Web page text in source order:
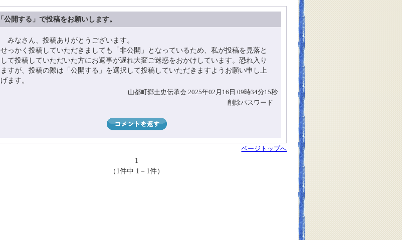
「公開する」で投稿をお願いします。
みなさん、投稿ありがとうございます。
せっかく投稿していただきましても「非公開」となっているため、私が投稿を見落と
して投稿していただいた方にお返事が遅れ大変ご迷惑をおかけしています。恐れ入り
ますが、投稿の際は「公開する」を選択して投稿していただきますようお願い申し上
げます。
山都町郷土史伝承会 2025年02月16日 09時34分15秒
削除パスワード
ページトップへ
1
（1件中 1－1件）